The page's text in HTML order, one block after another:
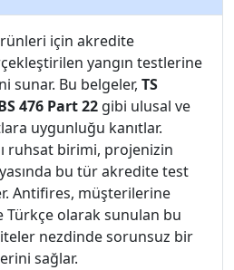
için akredite
yangın testlerine
sunar. Bu belgeler, TS
476 Part 22 gibi ulusal ve
uygunluğu kanıtlar.
ruhsat birimi, projenizin
bu tür akredite test
Antifires, müşterilerine
Türkçe olarak sunulan bu
nezdinde sorunsuz bir
sağlar.